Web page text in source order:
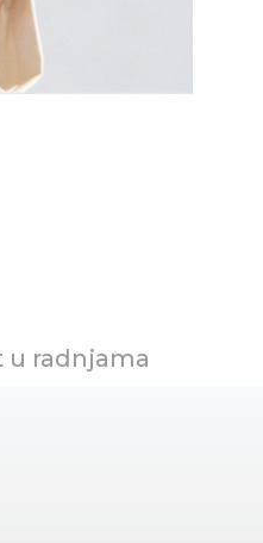
u radnjama